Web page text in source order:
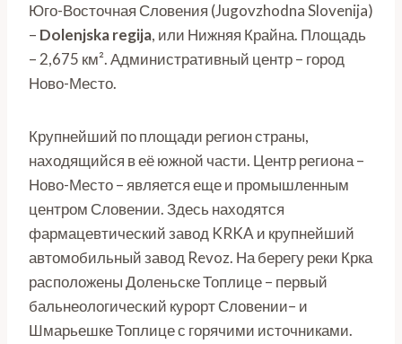
Юго-Восточная Словения (Jugovzhodna Slovenija)
– Dolenjskaregija, или Нижняя Крайна. Площадь
– 2,675 км². Административный центр – город
Ново-Место.
Крупнейший по площади регион страны,
находящийся в её южной части. Центр региона –
Ново-Место – является еще и промышленным
центром Словении. Здесь находятся
фармацевтический завод KRKA и крупнейший
автомобильный завод Revoz. На берегу реки Крка
расположены Доленьске Топлице – первый
бальнеологический курорт Словении– и
Шмарьешке Топлице с горячими источниками.